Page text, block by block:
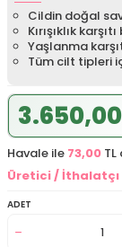
Cildin doğal
Kırışıklık
Yaşlanma
Tüm cilt tipleri
Havale ile 73,00
Üretici / İthalatçı
ADET